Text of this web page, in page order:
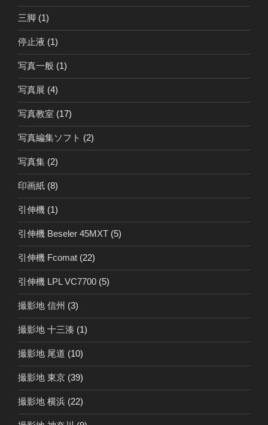
三脚 (1)
停止液 (1)
写真一般 (1)
写真展 (4)
写真教室 (17)
写真編集ソフト (2)
写真集 (2)
印画紙 (8)
引伸機 (1)
引伸機 Beseler 45MXT (5)
引伸機 Fcomat (22)
引伸機 LPL VC7700 (5)
撮影地 信州 (3)
撮影地 十三湊 (1)
撮影地 尾道 (10)
撮影地 東京 (39)
撮影地 横浜 (22)